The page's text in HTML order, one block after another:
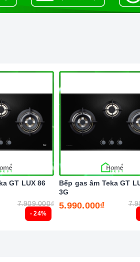
cuộc sống đầy năng động và
số điện thoại 028.66.798989-
để được hỗ trợ và tư vấn mọi
- 24%
GT LUX 86
7.909.000₫
Bếp gas âm Teka GT
3G
5.990.000₫